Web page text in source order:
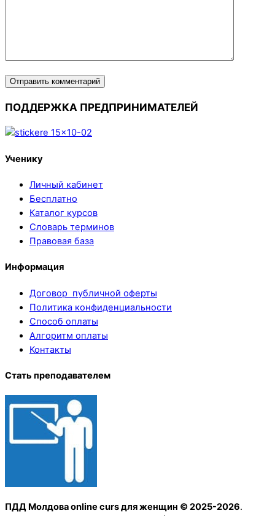
ПОДДЕРЖКА ПРЕДПРИНИМАТЕЛЕЙ
Ученику
Личный кабинет
Бесплатно
Каталог курсов
Словарь терминов
Правовая база
Информация
Договор публичной оферты
Политика конфиденциальности
Способ оплаты
Алгоритм оплаты
Контакты
Стать преподавателем
ПДД Молдова online curs для женщин © 2025-2026.